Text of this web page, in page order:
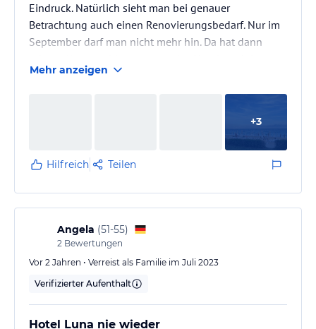
Eindruck. Natürlich sieht man bei genauer
Betrachtung auch einen Renovierungsbedarf. Nur im
September darf man nicht mehr hin. Da hat dann
macht (alle Anwendungen, alle Restaurants, der
Innen-Pool, die Animation ist weg....) Fand ich
Mehr anzeigen
+3
Hilfreich Teilen
Angela (51-55)
2 Bewertungen
Vor 2 Jahren • Verreist als Familie im Juli 2023
Verifizierter Aufenthalt
Hotel Luna nie wieder